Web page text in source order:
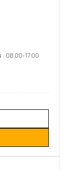
08.00-17.00